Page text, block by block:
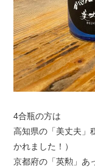
4合瓶の方は
高知県の「美丈夫」
かれました！）
京都府の「英勲」あ